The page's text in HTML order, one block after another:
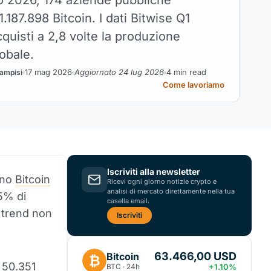
Bitcoin. I dati Bitwise Q1
a 2,8 volte la produzione
17 mag 2026 Aggiornato 24 lug 2026 4 min read
Come lavoriamo
Bitcoin
di
non
Iscriviti alla newsletter
Ricevi ogni giorno notizie crypto e
analisi di mercato direttamente nella tua
casella email.
Iscriviti
₿ Bitcoin
BTC · 24h
63.466,00 USD
+1.10%